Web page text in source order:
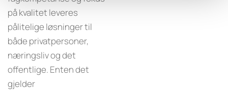
på kvalitet leveres
pålitelige løsninger til
både privatpersoner,
næringsliv og det
offentlige. Enten det
gjelder